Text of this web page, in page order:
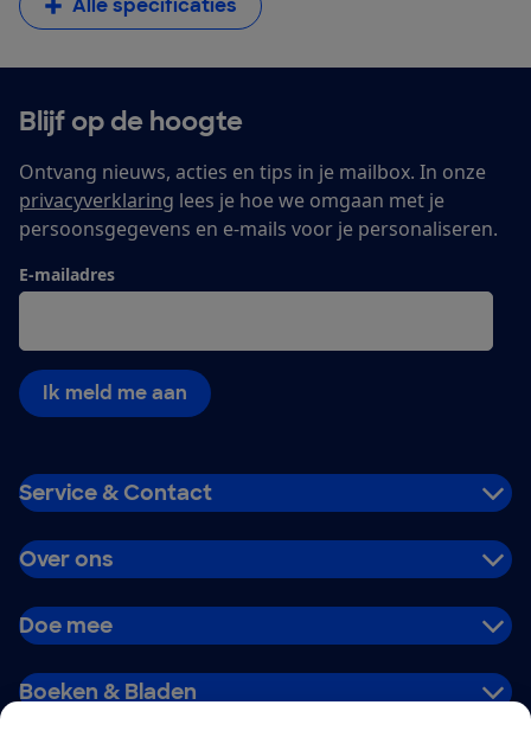
Blijf op de hoogte
Ontvang nieuws, acties en tips in je mailbox. In onze
privacyverklaring lees je hoe we omgaan met je
persoonsgegevens en e-mails voor je personaliseren.
E-mailadres
Ik meld me aan
Service & Contact
Over ons
Doe mee
Boeken & Bladen